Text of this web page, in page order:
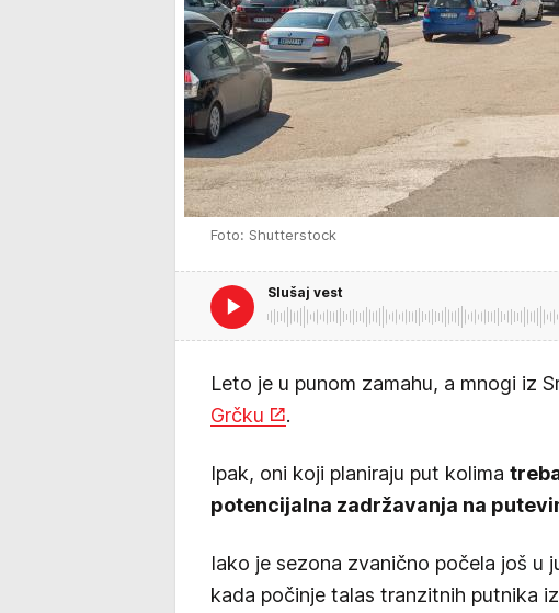
Foto: Shutterstock
Slušaj vest
Leto je u punom zamahu, a mnogi iz
Grčku
.
Ipak, oni koji planiraju put kolima
potencijalna zadržavanja na
Iako je sezona zvanično počela još u
kada počinje talas tranzitnih putnika